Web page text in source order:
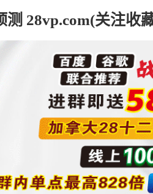
测 28vp.com(关注收